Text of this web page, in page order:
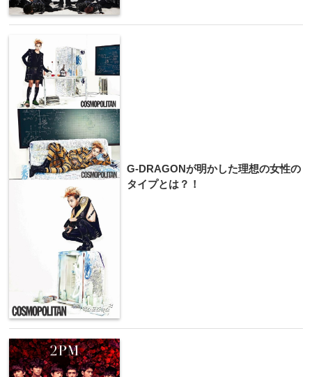
G-DRAGONが明かした理想の女性の
タイプとは？！